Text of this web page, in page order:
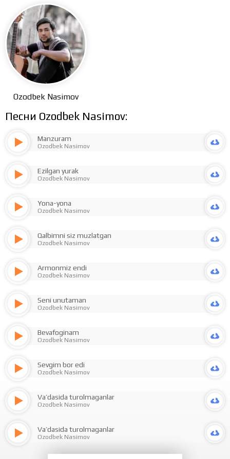
Ozodbek Nasimov
Песни Ozodbek Nasimov:
Manzuram
Ozodbek Nasimov
Ezilgan yurak
Ozodbek Nasimov
Yona-yona
Ozodbek Nasimov
Qalbimni siz muzlatgan
Ozodbek Nasimov
Armonmiz endi
Ozodbek Nasimov
Seni unutaman
Ozodbek Nasimov
Bevafoginam
Ozodbek Nasimov
Sevgim bor edi
Ozodbek Nasimov
Va’dasida turolmaganlar
Ozodbek Nasimov
Va’dasida turolmaganlar
Ozodbek Nasimov